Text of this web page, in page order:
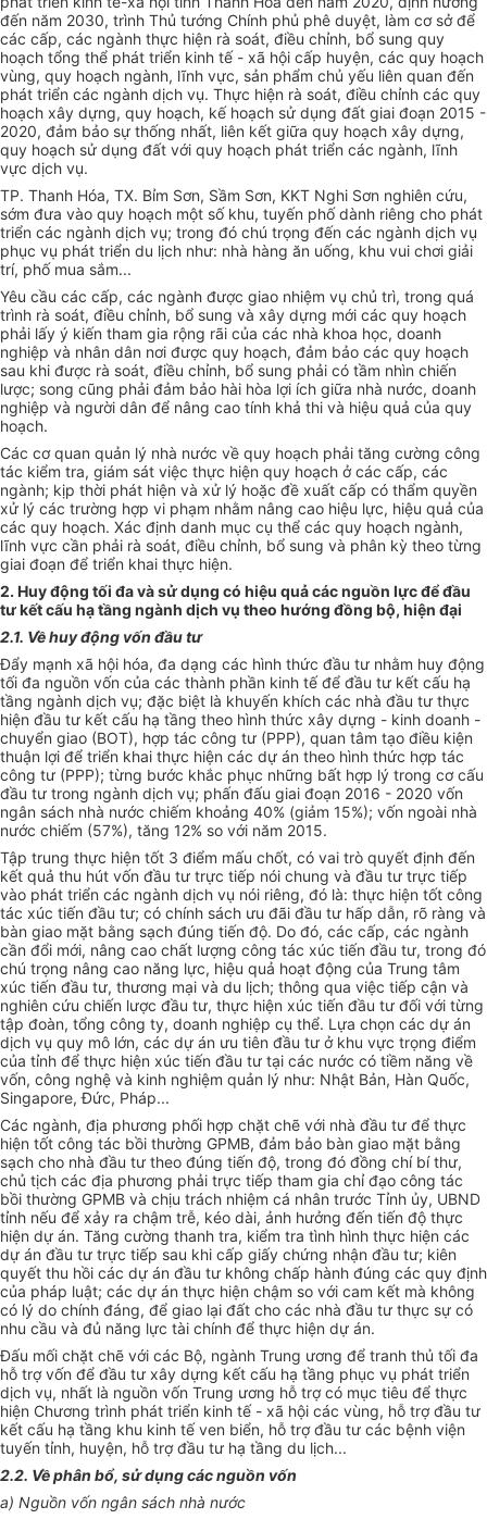
đến năm 2030, trình Thủ tướng Chính phủ phê duyệt, làm cơ sở để
các cấp, các ngành thực hiện rà soát, điều chỉnh, bổ sung quy
hoạch tổng thể phát triển kinh tế - xã hội cấp huyện, các quy hoạch
vùng, quy hoạch ngành, lĩnh vực, sản phẩm chủ yếu liên quan đến
phát triển các ngành dịch vụ. Thực hiện rà soát, điều chỉnh các quy
hoạch xây dựng, quy hoạch, kế hoạch sử dụng đất giai đoạn 2015 -
2020, đảm bảo sự thống nhất, liên kết giữa quy hoạch xây dựng,
quy hoạch sử dụng đất với quy hoạch phát triển các ngành, lĩnh
vực dịch vụ.
TP. Thanh Hóa, TX. Bỉm Sơn, Sầm Sơn, KKT Nghi Sơn nghiên cứu,
sớm đưa vào quy hoạch một số khu, tuyến phố dành riêng cho phát
triển các ngành dịch vụ; trong đó chú trọng đến các ngành dịch vụ
phục vụ phát triển du lịch như: nhà hàng ăn uống, khu vui chơi giải
trí, phố mua sắm...
Yêu cầu các cấp, các ngành được giao nhiệm vụ chủ trì, trong quá
trình rà soát, điều chỉnh, bổ sung và xây dựng mới các quy hoạch
phải lấy ý kiến tham gia rộng rãi của các nhà khoa học, doanh
nghiệp và nhân dân nơi được quy hoạch, đảm bảo các quy hoạch
sau khi được rà soát, điều chỉnh, bổ sung phải có tầm nhìn chiến
lược; song cũng phải đảm bảo hài hòa lợi ích giữa nhà nước, doanh
nghiệp và người dân để nâng cao tính khả thi và hiệu quả của quy
hoạch.
Các cơ quan quản lý nhà nước về quy hoạch phải tăng cường công
tác kiểm tra, giám sát việc thực hiện quy hoạch ở các cấp, các
ngành; kịp thời phát hiện và xử lý hoặc đề xuất cấp có thẩm quyền
xử lý các trường hợp vi phạm nhằm nâng cao hiệu lực, hiệu quả của
các quy hoạch. Xác định danh mục cụ thể các quy hoạch ngành,
lĩnh vực cần phải rà soát, điều chỉnh, bổ sung và phân kỳ theo từng
giai đoạn để triển khai thực hiện.
2. Huy động tối đa và sử dụng có hiệu quả các nguồn lực để đầu
tư kết cấu hạ tầng ngành dịch vụ theo hướng đồng bộ, hiện đại
2.1. Về huy động vốn đầu tư
Đẩy mạnh xã hội hóa, đa dạng các hình thức đầu tư nhằm huy động
tối đa nguồn vốn của các thành phần kinh tế để đầu tư kết cấu hạ
tầng ngành dịch vụ; đặc biệt là khuyến khích các nhà đầu tư thực
hiện đầu tư kết cấu hạ tầng theo hình thức xây dựng - kinh doanh -
chuyển giao (BOT), hợp tác công tư (PPP), quan tâm tạo điều kiện
thuận lợi để triển khai thực hiện các dự án theo hình thức hợp tác
công tư (PPP); từng bước khắc phục những bất hợp lý trong cơ cấu
đầu tư trong ngành dịch vụ; phấn đấu giai đoạn 2016 - 2020 vốn
ngân sách nhà nước chiếm khoảng 40% (giảm 15%); vốn ngoài nhà
nước chiếm (57%), tăng 12% so với năm 2015.
Tập trung thực hiện tốt 3 điểm mấu chốt, có vai trò quyết định đến
kết quả thu hút vốn đầu tư trực tiếp nói chung và đầu tư trực tiếp
vào phát triển các ngành dịch vụ nói riêng, đó là: thực hiện tốt công
tác xúc tiến đầu tư; có chính sách ưu đãi đầu tư hấp dẫn, rõ ràng và
bàn giao mặt bằng sạch đúng tiến độ. Do đó, các cấp, các ngành
cần đổi mới, nâng cao chất lượng công tác xúc tiến đầu tư, trong đó
chú trọng nâng cao năng lực, hiệu quả hoạt động của Trung tâm
xúc tiến đầu tư, thương mại và du lịch; thông qua việc tiếp cận và
nghiên cứu chiến lược đầu tư, thực hiện xúc tiến đầu tư đối với từng
tập đoàn, tổng công ty, doanh nghiệp cụ thể. Lựa chọn các dự án
dịch vụ quy mô lớn, các dự án ưu tiên đầu tư ở khu vực trọng điểm
của tỉnh để thực hiện xúc tiến đầu tư tại các nước có tiềm năng về
vốn, công nghệ và kinh nghiệm quản lý như: Nhật Bản, Hàn Quốc,
Singapore, Đức, Pháp...
Các ngành, địa phương phối hợp chặt chẽ với nhà đầu tư để thực
hiện tốt công tác bồi thường GPMB, đảm bảo bàn giao mặt bằng
sạch cho nhà đầu tư theo đúng tiến độ, trong đó đồng chí bí thư,
chủ tịch các địa phương phải trực tiếp tham gia chỉ đạo công tác
bồi thường GPMB và chịu trách nhiệm cá nhân trước Tỉnh ủy, UBND
tỉnh nếu để xảy ra chậm trễ, kéo dài, ảnh hưởng đến tiến độ thực
hiện dự án. Tăng cường thanh tra, kiểm tra tình hình thực hiện các
dự án đầu tư trực tiếp sau khi cấp giấy chứng nhận đầu tư; kiên
quyết thu hồi các dự án đầu tư không chấp hành đúng các quy định
của pháp luật; các dự án thực hiện chậm so với cam kết mà không
có lý do chính đáng, để giao lại đất cho các nhà đầu tư thực sự có
nhu cầu và đủ năng lực tài chính để thực hiện dự án.
Đấu mối chặt chẽ với các Bộ, ngành Trung ương để tranh thủ tối đa
hỗ trợ vốn để đầu tư xây dựng kết cấu hạ tầng phục vụ phát triển
dịch vụ, nhất là nguồn vốn Trung ương hỗ trợ có mục tiêu để thực
hiện Chương trình phát triển kinh tế - xã hội các vùng, hỗ trợđầu tư
kết cấu hạ tầng khu kinh tế ven biển, hỗ trợ đầu tư các bệnh viện
tuyến tỉnh, huyện, hỗ trợđầu tư hạ tầng du lịch...
2.2. Về phân bổ, sử dụng các nguồn vốn
a) Nguồn vốn ngân sách nhà nước